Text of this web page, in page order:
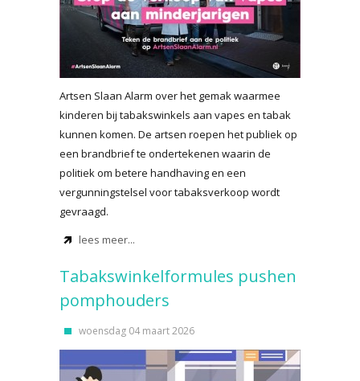
Artsen Slaan Alarm over het gemak waarmee
kinderen bij tabakswinkels aan vapes en tabak
kunnen komen. De artsen roepen het publiek op
een brandbrief te ondertekenen waarin de
politiek om betere handhaving en een
vergunningstelsel voor tabaksverkoop wordt
gevraagd.
lees meer...
Tabakswinkelformules pushen
pomphouders
woensdag 04 maart 2026